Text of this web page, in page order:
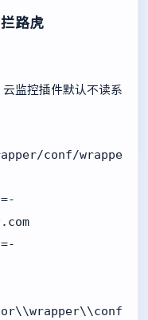
路虎
监控插件默认不读系
conf/wrappe